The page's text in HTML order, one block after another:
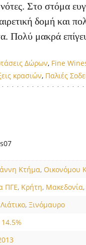
Στο στόμα
δομή και
Πολύ μακρά
Δώρων, Fine
κρασιών, Παλιές
Κτήμα, Οικονόμου
ΠΓΕ, Κρήτη, Μακεδονία
Λιάτικο,Ξινόμαυρο
14.5%